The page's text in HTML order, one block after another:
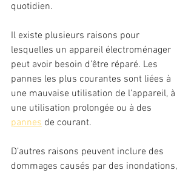
quotidien.
Il existe plusieurs raisons pour
lesquelles un appareil électroménager
peut avoir besoin d’être réparé. Les
pannes les plus courantes sont liées à
une mauvaise utilisation de l’appareil, à
une utilisation prolongée ou à des
pannes de courant.
D’autres raisons peuvent inclure des
dommages causés par des inondations,